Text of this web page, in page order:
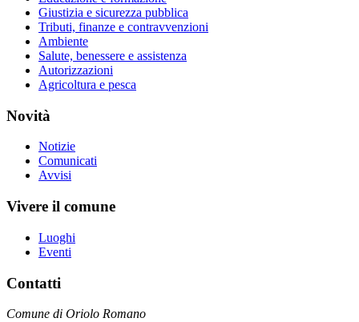
Giustizia e sicurezza pubblica
Tributi, finanze e contravvenzioni
Ambiente
Salute, benessere e assistenza
Autorizzazioni
Agricoltura e pesca
Novità
Notizie
Comunicati
Avvisi
Vivere il comune
Luoghi
Eventi
Contatti
Comune di Oriolo Romano